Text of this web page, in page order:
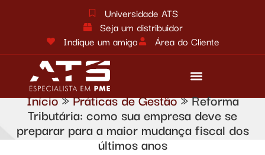
Universidade ATS
Seja um distribuidor
Indique um amigo
Área do Cliente
Início»Práticas de Gestão»Reforma
Tributária: como sua empresa deve se
preparar para a maior mudança fiscal dos
últimos anos